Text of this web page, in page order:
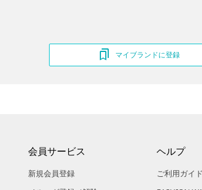
マイブランドに登録
会員サービス
新規会員登録
ヘルプ
ご利用ガイド